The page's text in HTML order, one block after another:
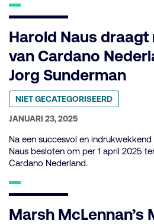
Harold Naus draagt
van Cardano
Jorg Sunderman
Geplaatst
categorie:
NIET GECATEGORISEERD
GEPUBLICEERD
JANUARI 23, 2025
Na een succesvol en
Naus besloten om per 1 april 2025
Cardano Nederland.
Marsh McLennan’s